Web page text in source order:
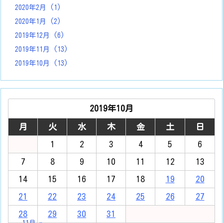
2020年2月
(1)
2020年1月
(2)
2019年12月
(6)
2019年11月
(13)
2019年10月
(13)
2019年10月
月 火 水 木 金 土 日
1 2 3 4 5 6
7 8 9 10 11 12 13
14 15 16 17 18 19 20
21 22 23 24 25 26 27
28 29 30 31